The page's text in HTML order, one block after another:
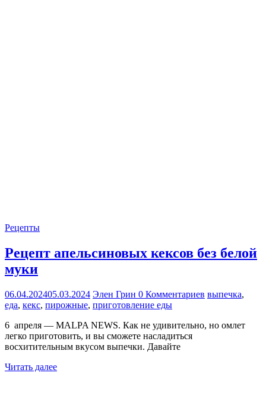
Рецепты
Рецепт апельсиновых кексов без белой
муки
06.04.202405.03.2024 Элен Грин 0 Комментариев выпечка,
еда, кекс, пирожные, приготовление еды
6 апреля — MALPA NEWS. Как не удивительно, но омлет
легко приготовить, и вы сможете насладиться
восхитительным вкусом выпечки. Давайте
Читать далее